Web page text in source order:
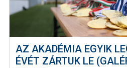
AZ AKADÉMIA EGYIK
ÉVÉT ZÁRTUK LE